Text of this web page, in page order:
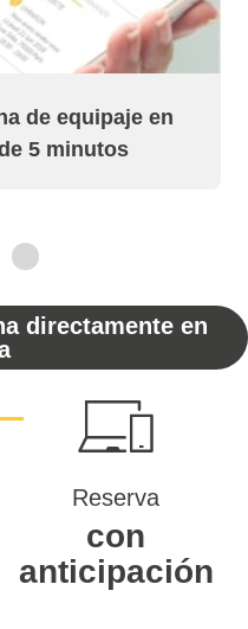
de equipaje en
5 minutos
directamente en
Reserva
con
anticipación